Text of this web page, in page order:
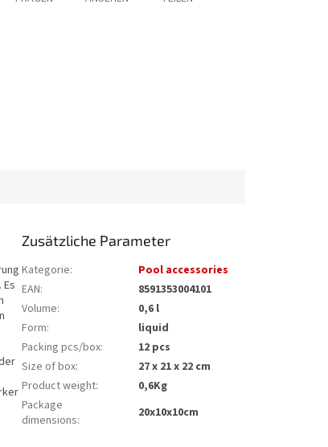
Zusätzliche Parameter
Kategorie:
Pool accessories
EAN:
8591353004101
Volume:
0,6 l
Form:
liquid
Packing pcs/box:
12 pcs
Size of box:
27 x 21 x 22 cm
Product weight:
0,6Kg
Package
dimensions: 20x10x10cm